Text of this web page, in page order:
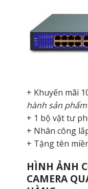
+ Khuyến mãi
hành sản
+ 1 bộ vật tư
+ Nhân công
+ Tặng tên
HÌNH ẢNH
CAMERA